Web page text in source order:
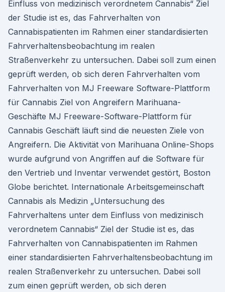
Einfluss von medizinisch verordnetem Cannabis“ Ziel
der Studie ist es, das Fahrverhalten von
Cannabispatienten im Rahmen einer standardisierten
Fahrverhaltensbeobachtung im realen
Straßenverkehr zu untersuchen. Dabei soll zum einen
geprüft werden, ob sich deren Fahrverhalten vom
Fahrverhalten von MJ Freeware Software-Plattform
für Cannabis Ziel von Angreifern Marihuana-
Geschäfte MJ Freeware-Software-Plattform für
Cannabis Geschäft läuft sind die neuesten Ziele von
Angreifern. Die Aktivität von Marihuana Online-Shops
wurde aufgrund von Angriffen auf die Software für
den Vertrieb und Inventar verwendet gestört, Boston
Globe berichtet. Internationale Arbeitsgemeinschaft
Cannabis als Medizin „Untersuchung des
Fahrverhaltens unter dem Einfluss von medizinisch
verordnetem Cannabis“ Ziel der Studie ist es, das
Fahrverhalten von Cannabispatienten im Rahmen
einer standardisierten Fahrverhaltensbeobachtung im
realen Straßenverkehr zu untersuchen. Dabei soll
zum einen geprüft werden, ob sich deren